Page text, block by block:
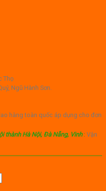
Thọ
Ngũ Hành Sơn.
hàng toàn quốc áp dụng cho đơn
thành Hà Nội, Đà Nẵng, Vinh: Vận